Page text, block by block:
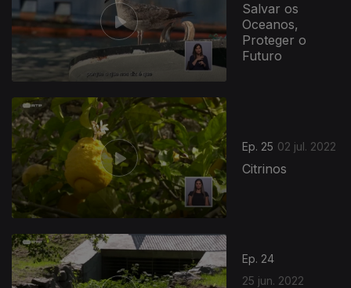
Salvar os
Oceanos,
Proteger o
Futuro
Ep. 25 02 jul. 2022
Citrinos
Ep. 24
25 jun. 2022